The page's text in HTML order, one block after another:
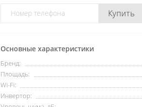
Купить
Основные характеристики
Бренд:
Площадь:
Wi-Fi:
Инвертор: